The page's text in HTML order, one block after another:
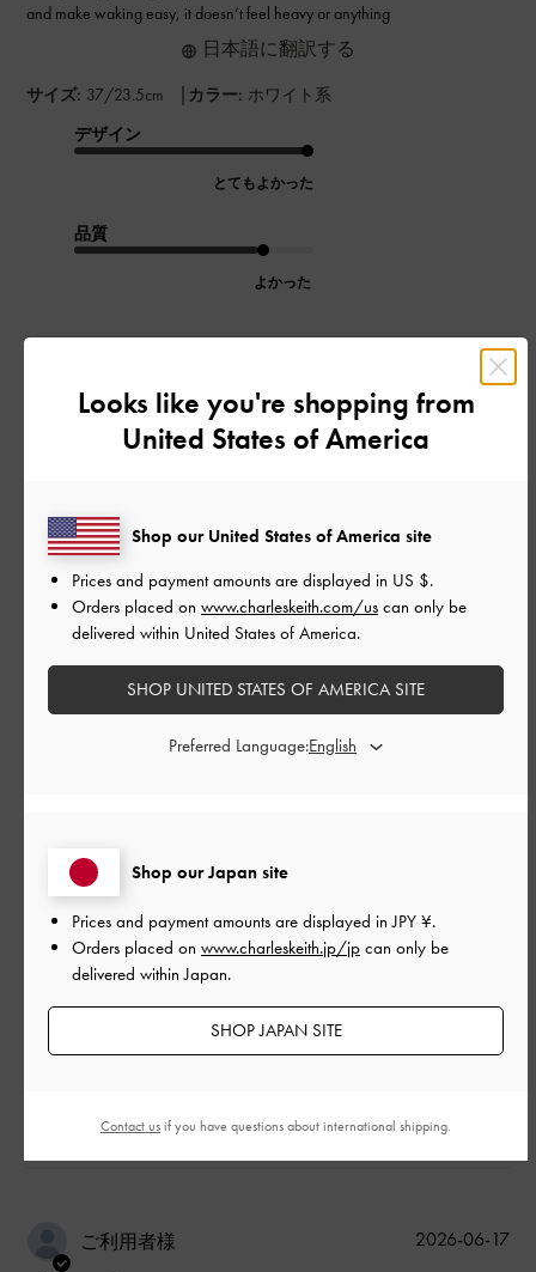
and make waking easy, it doesn’t feel heavy or anything
サイズ: 37/23.5cm | カラー: ホワイト系
デザイン
とてもよかった
品質
よかった
日本語に翻訳する
このレビューは役に立ちましたか？
ご利用者様
デザイン可愛い、履き心もすご
くいいとても満足してますか
デザイン可愛い、履き心もすごくいいとても満足してますか
とてもよかった
品質
とてもよかった
もっと見る
2026-06-18
このレビューは役に立ちましたか？
ご利用者様
公
2026-06-17
Looks like you're shopping from
United States of America
Shop our Japan site
Prices and payment amounts are displayed inJPY ¥.
Orders placed on www.charleskeith.jp/jp can only be
delivered within Japan.
SHOP JAPAN SITE
Shop our United States of America site
Prices and payment amounts are displayed in US $.
Orders placed on www.charleskeith.com/us can only be
delivered within United States of America.
SHOP UNITED STATES OF AMERICA SITE
Preferred Language:
Contact usif you have questions about international shipping.